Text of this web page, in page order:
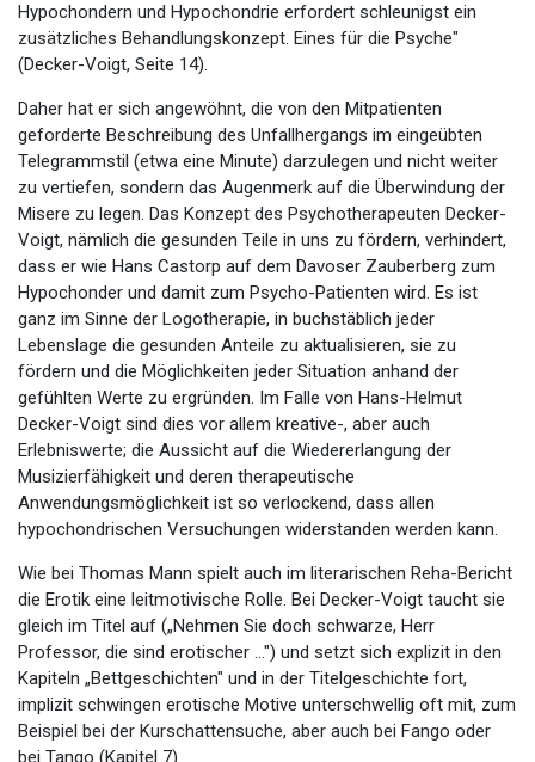
Hypochondern und Hypochondrie erfordert schleunigst ein
zusätzliches Behandlungskonzept. Eines für die Psyche"
(Decker-Voigt, Seite 14).
Daher hat er sich angewöhnt, die von den Mitpatienten
geforderte Beschreibung des Unfallhergangs im eingeübten
Telegrammstil (etwa eine Minute) darzulegen und nicht weiter
zu vertiefen, sondern das Augenmerk auf die Überwindung der
Misere zu legen. Das Konzept des Psychotherapeuten Decker-
Voigt, nämlich die gesunden Teile in uns zu fördern, verhindert,
dass er wie Hans Castorp auf dem Davoser Zauberberg zum
Hypochonder und damit zum Psycho-Patienten wird. Es ist
ganz im Sinne der Logotherapie, in buchstäblich jeder
Lebenslage die gesunden Anteile zu aktualisieren, sie zu
fördern und die Möglichkeiten jeder Situation anhand der
gefühlten Werte zu ergründen. Im Falle von Hans-Helmut
Decker-Voigt sind dies vor allem kreative-, aber auch
Erlebniswerte; die Aussicht auf die Wiedererlangung der
Musizierfähigkeit und deren therapeutische
Anwendungsmöglichkeit ist so verlockend, dass allen
hypochondrischen Versuchungen widerstanden werden kann.
Wie bei Thomas Mann spielt auch im literarischen Reha-Bericht
die Erotik eine leitmotivische Rolle. Bei Decker-Voigt taucht sie
gleich im Titel auf („Nehmen Sie doch schwarze, Herr
Professor, die sind erotischer ...") und setzt sich explizit in den
Kapiteln „Bettgeschichten" und in der Titelgeschichte fort,
implizit schwingen erotische Motive unterschwellig oft mit, zum
Beispiel bei der Kurschattensuche, aber auch bei Fango oder
bei Tango (Kapitel 7).